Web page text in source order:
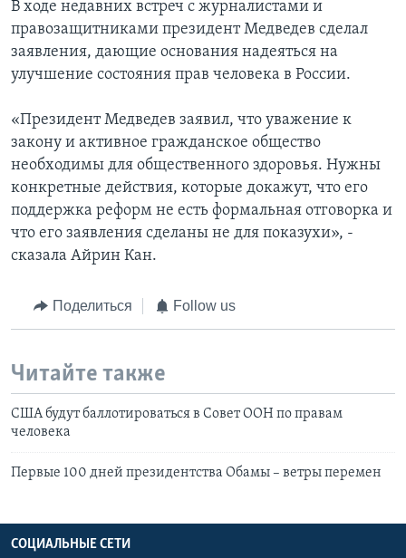
В ходе недавних встреч с журналистами и
правозащитниками президент Медведев сделал
заявления, дающие основания надеяться на
улучшение состояния прав человека в России.
«Президент Медведев заявил, что уважение к
закону и активное гражданское общество
необходимы для общественного здоровья. Нужны
конкретные действия, которые докажут, что его
поддержка реформ не есть формальная отговорка и
что его заявления сделаны не для показухи», -
сказала Айрин Кан.
Поделиться Follow us
Читайте также
США будут баллотироваться в Совет ООН по правам
человека
Первые 100 дней президентства Обамы – ветры перемен
СОЦИАЛЬНЫЕ СЕТИ